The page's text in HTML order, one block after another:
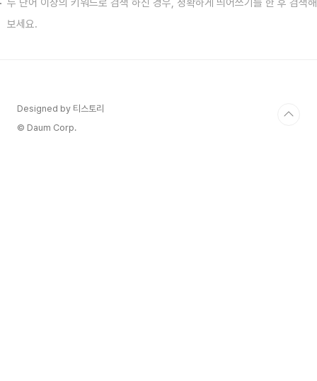
두 단어 이상의 키워드로 검색 하신 경우, 정확하게 띄어쓰기를 한 후 검색해
보세요.
Designed by 티스토리
© Daum Corp.